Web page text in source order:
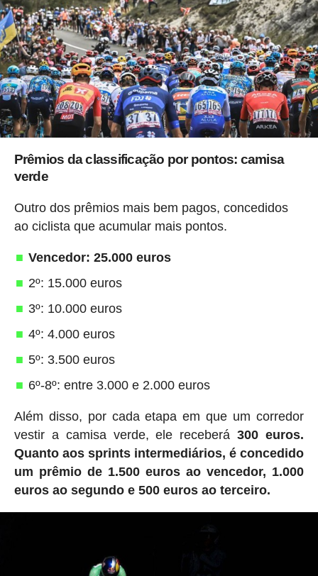
Prêmios da classificação por pontos: camisa
verde
Outro dos prêmios mais bem pagos, concedidos
ao ciclista que acumular mais pontos.
Vencedor: 25.000 euros
2º: 15.000 euros
3º: 10.000 euros
4º: 4.000 euros
5º: 3.500 euros
6º-8º: entre 3.000 e 2.000 euros
Além disso, por cada etapa em que um corredor
vestir a camisa verde, ele receberá300 euros.
Quanto aos sprints intermediários, é concedido
um prêmio de 1.500 euros ao vencedor, 1.000
euros ao segundo e 500 euros ao terceiro.